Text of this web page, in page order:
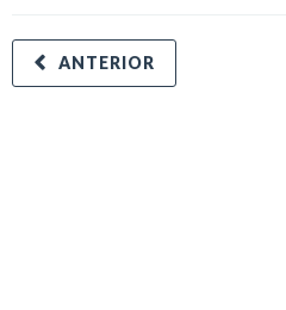
ANTERIOR